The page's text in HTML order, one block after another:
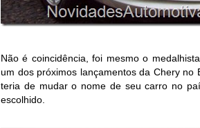
Não é coincidência, foi mesmo o
um dos próximos lançamentos da Chery
teria de mudar o nome de seu carro no
escolhido.